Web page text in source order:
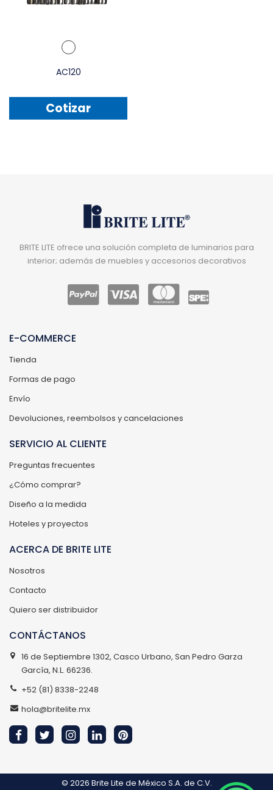
AC120
Cotizar
BRITE LITE ofrece una solución completa de luminarios para
interior; además de muebles y accesorios decorativos
E-COMMERCE
Tienda
Formas de pago
Envío
Devoluciones, reembolsos y cancelaciones
SERVICIO AL CLIENTE
Preguntas frecuentes
¿Cómo comprar?
Diseño a la medida
Hoteles y proyectos
ACERCA DE BRITE LITE
Nosotros
Contacto
Quiero ser distribuidor
CONTÁCTANOS
16 de Septiembre 1302, Casco Urbano, San Pedro Garza
García, N.L. 66236.
+52 (81) 8338-2248
hola@britelite.mx
© 2026 Brite Lite de México S.A. de C.V.